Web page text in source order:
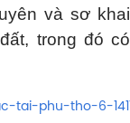
và sơ khai
trong đó có